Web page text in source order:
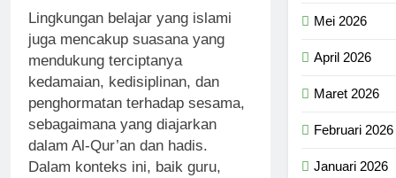
Lingkungan belajar yang islami
juga mencakup suasana yang
mendukung terciptanya
kedamaian, kedisiplinan, dan
penghormatan terhadap sesama,
sebagaimana yang diajarkan
dalam Al-Qur’an dan hadis.
Dalam konteks ini, baik guru,
Mei 2026
April 2026
Maret 2026
Februari 2026
Januari 2026